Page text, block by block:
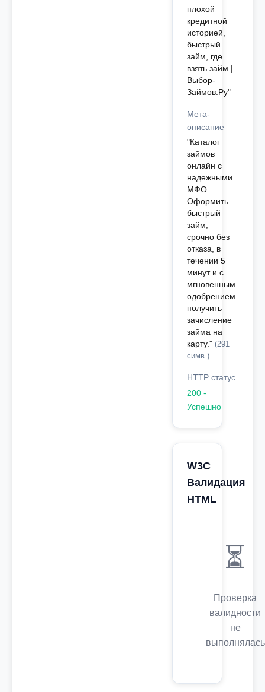
плохой
кредитной
историей,
быстрый
займ, где
взять займ |
Выбор-
Займов.Ру"
Мета-
описание
"Каталог
займов
онлайн с
надежными
МФО.
Оформить
быстрый
займ,
срочно без
отказа, в
течении 5
минут и с
мгновенным
одобрением
получить
зачисление
займа на
карту." (291
симв.)
HTTP статус
200 -
Успешно
W3C
Валидация
HTML
⏳
Проверка
валидности
не
выполнялась